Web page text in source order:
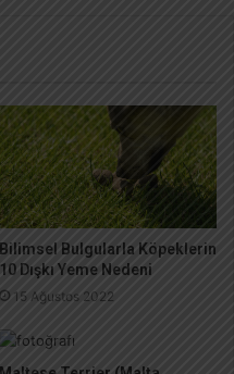
Bilimsel Bulgularla Köpeklerin
10 Dışkı Yeme Nedeni
15 Ağustos 2022